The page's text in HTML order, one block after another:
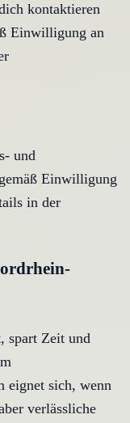
kontaktieren
Einwilligung an
und
Einwilligung
in der
spart Zeit und
eignet sich, wenn
verlässliche